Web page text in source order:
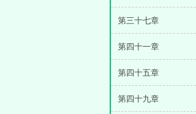
第三十七章
第四十一章
第四十五章
第四十九章